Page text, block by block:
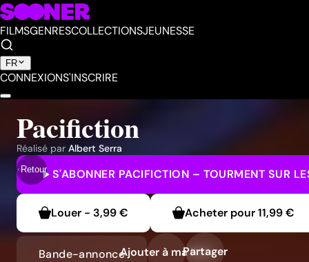
FILMSGENRESCOLLECTIONSJEUNESSE
FR
CONNEXIONS'INSCRIRE
Retour
Pacifiction
Réalisé par Albert Serra
S'ABONNER PACIFICTION – TOURMENT SUR
Louer - 3,99 € Acheter pour11,99 €
Bande-annonceAjouter à ma liste
Partager